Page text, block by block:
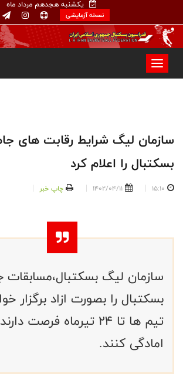
یکشنبه هجدهم مرداد ماه
نسخه آزمایشی
سازمان لیگ شرایط رقابت های
بسکتبال را اعلام کرد
15:10
1402/04/11 چاپ خبر
سازمان لیگ
بسکتبال را بصورت ازاد برگزار
تیم ها تا 24 تیرماه فرصت
امادگی کنند.